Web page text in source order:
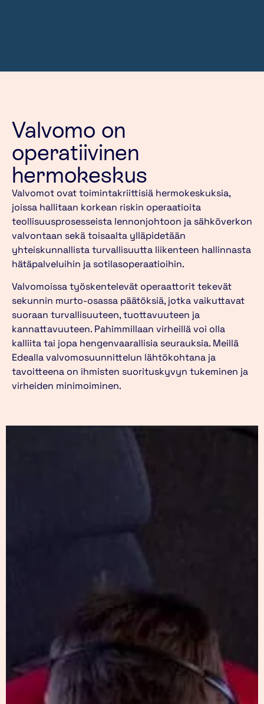
Valvomo on
operatiivinen
hermokeskus
Valvomot ovat toimintakriittisiä hermokeskuksia,
joissa hallitaan korkean riskin operaatioita
teollisuusprosesseista lennonjohtoon ja sähköverkon
valvontaan sekä toisaalta ylläpidetään
yhteiskunnallista turvallisuutta liikenteen hallinnasta
hätäpalveluihin ja sotilasoperaatioihin.
Valvomoissa työskentelevät operaattorit tekevät
sekunnin murto-osassa päätöksiä, jotka vaikuttavat
suoraan turvallisuuteen, tuottavuuteen ja
kannattavuuteen. Pahimmillaan virheillä voi olla
kalliita tai jopa hengenvaarallisia seurauksia. Meillä
Edealla valvomosuunnittelun lähtökohtana ja
tavoitteena on ihmisten suorituskyvyn tukeminen ja
virheiden minimoiminen.